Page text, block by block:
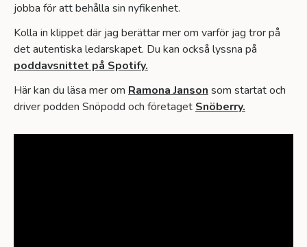
jobba för att behålla sin nyfikenhet.
Kolla in klippet där jag berättar mer om varför jag tror på
det autentiska ledarskapet. Du kan också lyssna på
poddavsnittet på Spotify.
Här kan du läsa mer om Ramona Janson som startat och
driver podden Snöpodd och företaget Snöberry.